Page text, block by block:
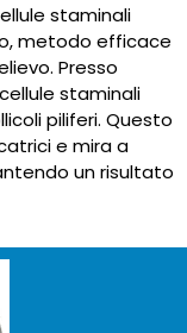
staminali
metodo efficace
Presso
staminali
piliferi. Questo
e mira a
un risultato